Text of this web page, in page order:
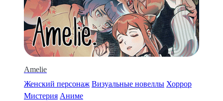
Amelie
Женский персонаж Визуальные новеллы Хоррор
Мистерия Аниме